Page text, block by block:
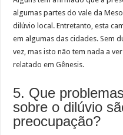
algumas partes do vale da
dilúvio local. Entretanto, esta
em algumas das cidades. Sem
vez, mas isto não tem nada a
relatado em Gênesis.
5. Que
sobre o dilúvio
preocupação?